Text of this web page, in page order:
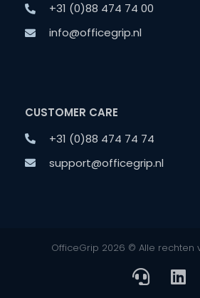
+31 (0)88 474 74 00
info@officegrip.nl
CUSTOMER CARE
+31 (0)88 474 74 74
support@officegrip.nl
OfficeGrip 2026 © Alle rechten